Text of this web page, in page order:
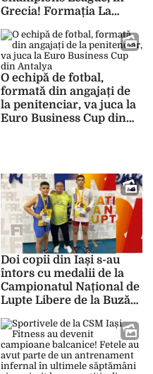
Grecia! Formația La
Campionatul Național
O echipă de fotbal,
formată din angajați de
la penitenciar, va juca la
Euro Business Cup din
Doi copii din Iași s-au
întors cu medalii de la
Campionatul Național de
Lupte Libere de la Buzău: